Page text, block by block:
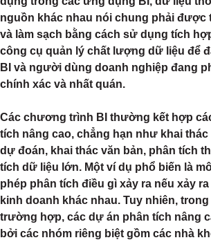
nguồn khác nhau nói chung phải được
và làm sạch bằng cách sử dụng tích
công cụ quản lý chất lượng dữ liệu để
BI và người dùng doanh nghiệp đang
chính xác và nhất quán.
Các chương trình BI thường kết hợp
tích nâng cao, chẳng hạn như khai
dự đoán, khai thác văn bản, phân tích
tích dữ liệu lớn. Một ví dụ phổ biến là
phép phân tích điều gì xảy ra nếu xảy
kinh doanh khác nhau. Tuy nhiên,
trường hợp, các dự án phân tích nâng
bởi các nhóm riêng biệt gồm các nhà